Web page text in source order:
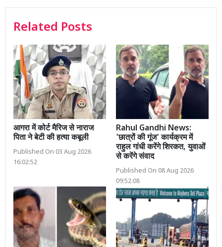
Related Posts
आगरा में कोर्ट मैरिज से नाराज
पिता ने बेटी की हत्या कबूली
Published On 03 Aug 2026
16:02:52
Rahul Gandhi News:
'छात्रों की गूंज' कार्यक्रम में
राहुल गांधी करेंगे शिरकत, युवाओं
से करेंगे संवाद
Published On 08 Aug 2026
09:52:08